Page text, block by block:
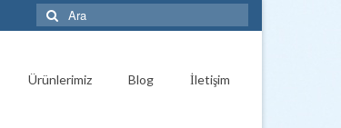
Şunu
ara:
Ürünlerimiz Blog İletişim